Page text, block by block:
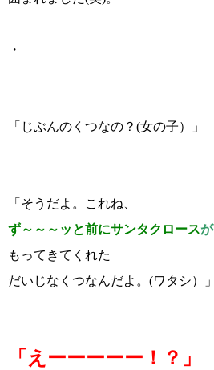
・
「じぶんのくつなの？(女の子）」
「そうだよ。これね、
ず～～～ッと前にサンタクロースが
もってきてくれた
だいじなくつなんだよ。(ワタシ）」
「えーーーーー！？」